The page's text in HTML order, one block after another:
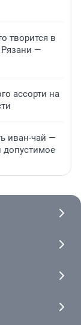
творится в
—
ассорти на
иван-чай —
допустимое